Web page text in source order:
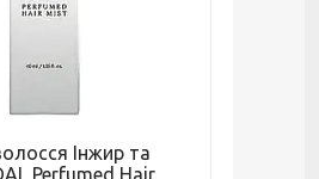
Інжир та